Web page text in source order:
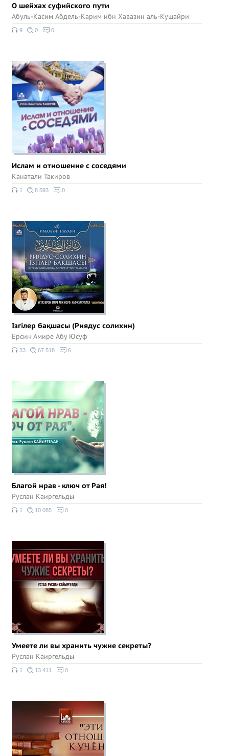
О шейхах суфийского пути
Абуль-Касим Абдель-Карим ибн Хавазин аль-Кушайри
9 0 0
Ислам и отношение с соседями
Канатали Такиров
1 8 593 0
Ізгілер бақшасы (Риядус солихин)
Ерсин Амире Абу Юсуф
33 67 518 6
Благой нрав - ключ от Рая!
Руслан Каиргельды
1 10 085 0
Умеете ли вы хранить чужие секреты?
Руслан Каиргельды
1 13 411 0